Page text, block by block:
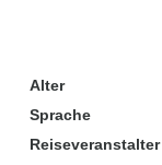
Alter
Sprache
Reiseveranstalter